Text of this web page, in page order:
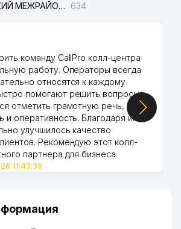
УЧТЕПИНСКИЙ МЕЖРАЙОННЫЙ СУД ПО ГРАЖДАНСКИМ ДЕЛАМ 634
команду CallPro колл-центра
работу. Операторы всегда
относятся к каждому
помогают решить вопросы.
отметить грамотную речь,
и оперативность. Благодаря их
улучшилось качество
Рекомендую этот колл-
партнера для бизнеса.
11:43:39